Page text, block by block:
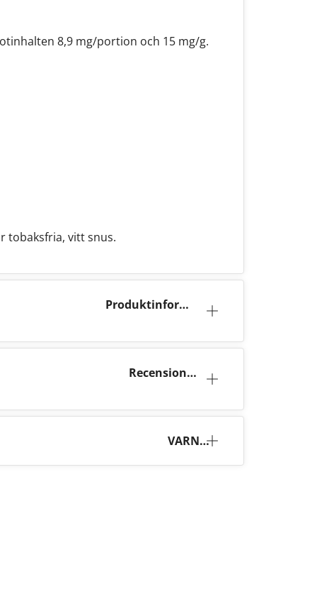
8,9 mg/portion och 15 mg/g.
tobaksfria, vitt snus.
Produktinforma
Recensioner
VARNI